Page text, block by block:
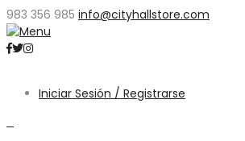
983 356 985 info@cityhallstore.com
Iniciar Sesión / Registrarse